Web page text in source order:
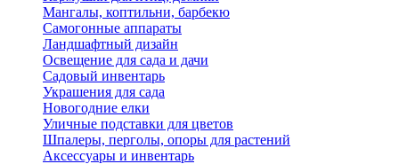
Мангалы, коптильни, барбекю
Самогонные аппараты
Ландшафтный дизайн
Освещение для сада и дачи
Садовый инвентарь
Украшения для сада
Новогодние елки
Уличные подставки для цветов
Шпалеры, перголы, опоры для растений
Аксессуары и инвентарь